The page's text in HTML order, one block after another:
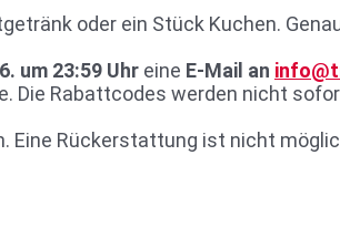
oder ein Stück Kuchen.
um 23:59 Uhr eine E-Mail an
Die Rabattcodes werden nicht
Eine Rückerstattung ist nicht